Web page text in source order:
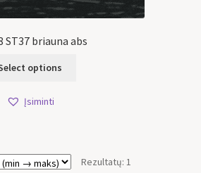
ST37 briauna abs
options
Įsiminti
Rezultatų: 1